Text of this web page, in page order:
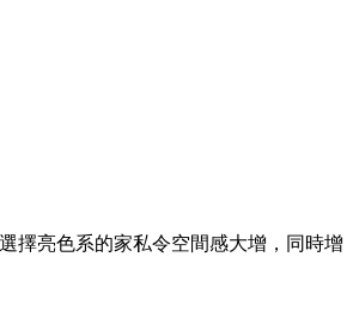
擇亮色系的家私令空間感大增，同時增